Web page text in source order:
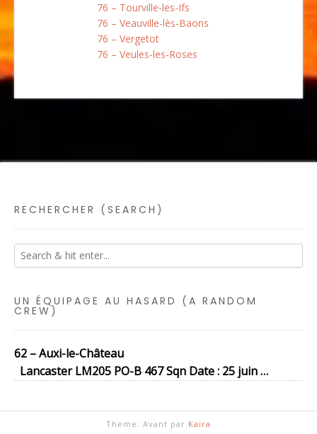
76 – Tourville-les-Ifs
76 – Veauville-lès-Baons
76 – Vergetot
76 – Veules-les-Roses
RECHERCHER (SEARCH)
UN ÉQUIPAGE AU HASARD (A RANDOM
CREW)
62 – Auxi-le-Château
Lancaster LM205 PO-B 467 Sqn Date : 25 juin …
Theme: Avant par Kaira